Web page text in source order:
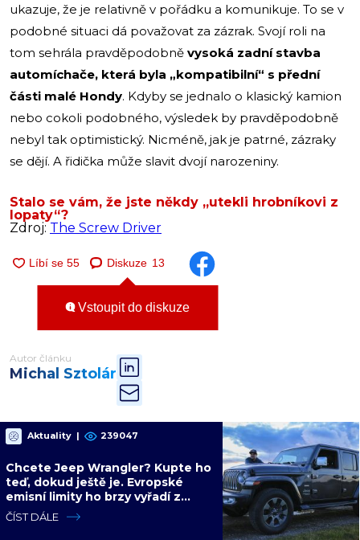
ukazuje, že je relativně v pořádku a komunikuje. To se v
podobné situaci dá považovat za zázrak. Svojí roli na
tom sehrála pravděpodobně vysoká zadní stavba
automíchače, která byla „kompatibilní“ s přední
části malé Hondy. Kdyby se jednalo o klasický kamion
nebo cokoli podobného, výsledek by pravděpodobně
nebyl tak optimistický. Nicméně, jak je patrné, zázraky
se dějí. A řidička může slavit dvojí narozeniny.
Stalo se vám, že jste někdy „utekli hrobníkovi z
lopaty“?
Zdroj: The Screw Driver
Diskuze 13
Vstoupit do diskuze
Autor článku
Michal Sztolár
Aktuality | 239047
Chcete Jeep Wrangler? Kupte ho
teď, dokud ještě je. Evropské
emisní limity ho brzy vyřadí z
nabídky nadobro
ČÍST DÁLE